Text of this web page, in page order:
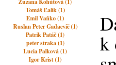
Zuzana Kohútová (1)
Tomáš Ľalík (1)
Emil Vaňko (1)
Ruslan Peter Gadaevič (1)
Patrik Patáč (1)
peter straka (1)
Lucia Palková (1)
Igor Krist (1)
k